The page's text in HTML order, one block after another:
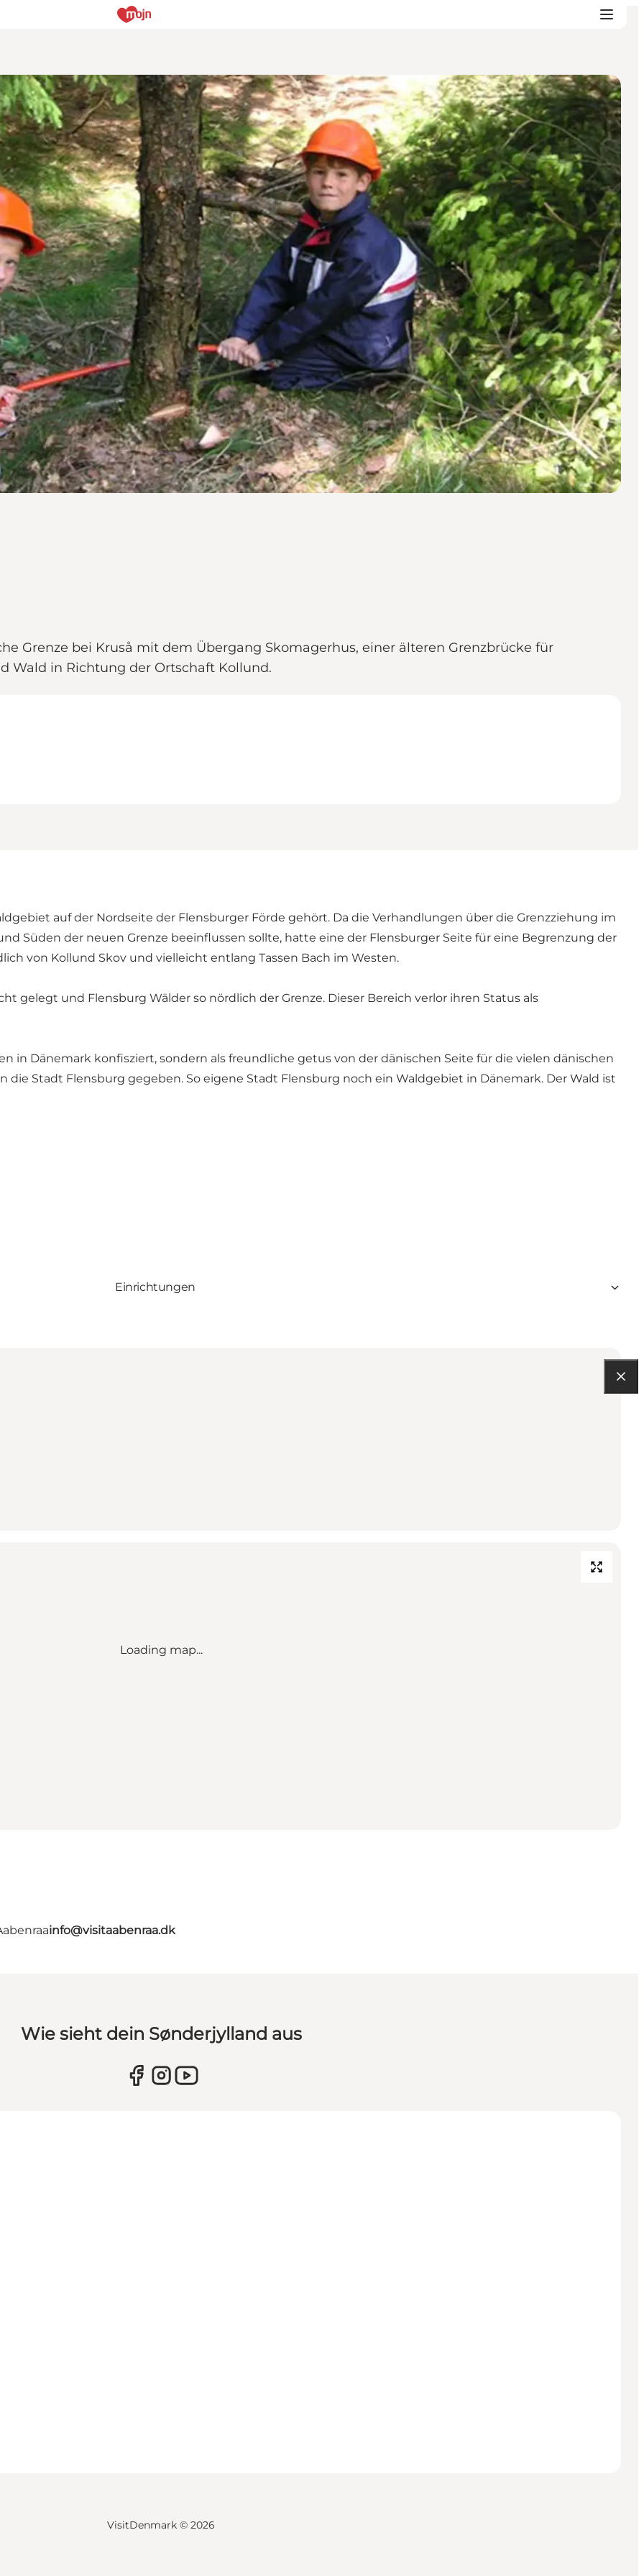
Grenze bei Kruså mit dem Übergang Skomagerhus, einer älteren Grenzbrücke für
Wald in Richtung der Ortschaft Kollund.
auf der Nordseite der Flensburger Förde gehört. Da die Verhandlungen über die Grenzziehung im
Süden der neuen Grenze beeinflussen sollte, hatte eine der Flensburger Seite für eine Begrenzung der
von Kollund Skov und vielleicht entlang Tassen Bach im Westen.
gelegt und Flensburg Wälder so nördlich der Grenze. Dieser Bereich verlor ihren Status als
in Dänemark konfisziert, sondern als freundliche getus von der dänischen Seite für die vielen dänischen
die Stadt Flensburg gegeben. So eigene Stadt Flensburg noch ein Waldgebiet in Dänemark. Der Wald ist
Einrichtungen
Loading map...
info@visitaabenraa.dk
Wie sieht dein Sønderjylland aus
VisitDenmark © 2026